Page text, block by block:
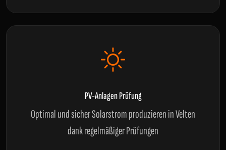
PV-Anlagen Prüfung
Optimal und sicher Solarstrom produzieren in Velten
dank regelmäßiger Prüfungen